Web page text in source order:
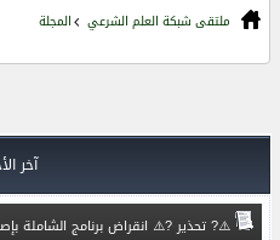
ملتقى شبكة العلم الشرعي المجلة
آخر
⚠️? تحذير ?⚠️ انقراض برنامج الشاملة